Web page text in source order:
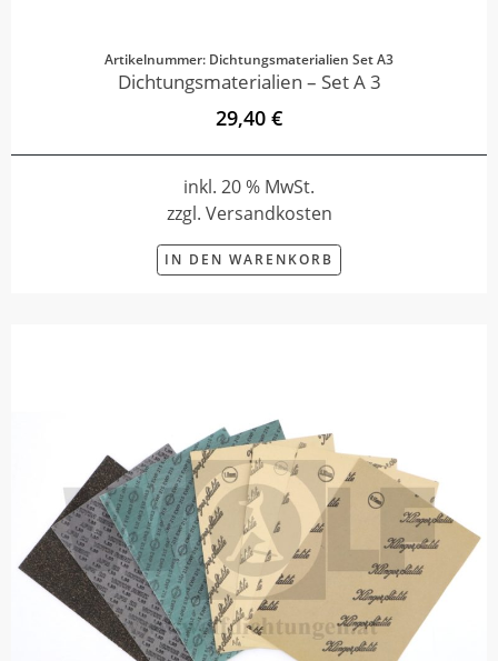
Artikelnummer: Dichtungsmaterialien Set A3
Dichtungsmaterialien – Set A 3
29,40 €
inkl. 20 % MwSt.
zzgl. Versandkosten
IN DEN WARENKORB